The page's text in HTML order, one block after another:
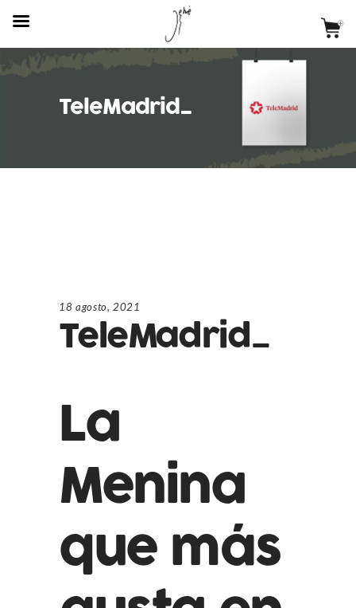
TeleMadrid_
18 agosto, 2021
TeleMadrid_
La
Menina
que más